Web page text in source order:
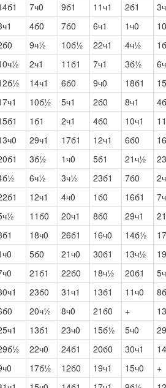
7ч0 9б1 11ч1 2б1
4б0 7б0 6ч1 1ч0
9ч½ 10б½ 22ч1 4ч½
2ч1 11б1 7ч1 3б½
14ч1 6б0 9ч0 18б1
10б½ 5ч1 2б0 8ч1
1б1 2ч1 4б0 10ч1
29ч1 17б1 12ч1 6б0
3б½ 1ч0 5б1 21ч½
6ч½ 3ч½ 23б1 7б0
12ч1 4ч0 1б0 16б1
11б0 20ч1 8б0 29ч1
18ч0 26б1 16ч0 14б½
5б0 21ч0 30б1 13ч½
21б1 22б0 18ч½ 20б1
23б0 31ч1 13б1 11ч0
20ч½ 8ч0 21б0 +
13б1 23ч0 15б½ 5ч0
22ч0 24б1 20б0 30ч1
17б½ 12б0 19ч1 15ч0 +